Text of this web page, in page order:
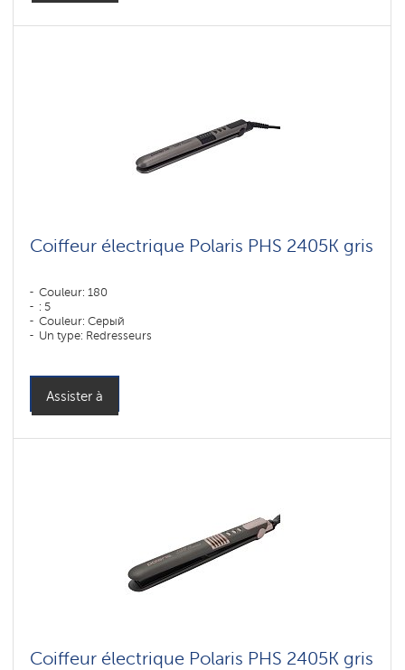
Coiffeur électrique Polaris PHS 2405K gris
Couleur: 180
: 5
Couleur: Серый
Un type: Redresseurs
Assister à
Coiffeur électrique Polaris PHS 2405K gris